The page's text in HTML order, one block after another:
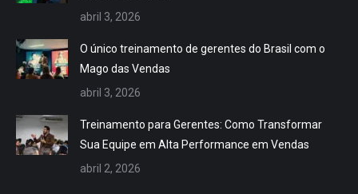
abril 3, 2026
O único treinamento de gerentes do Brasil com o
Mago das Vendas
abril 3, 2026
Treinamento para Gerentes: Como Transformar
Sua Equipe em Alta Performance em Vendas
abril 2, 2026